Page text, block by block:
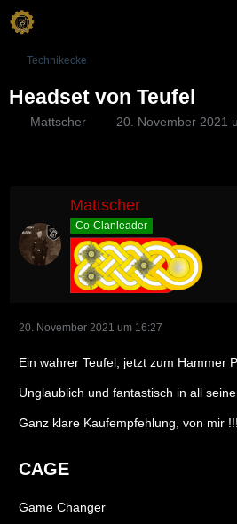
Technikecke
Headset von Teufel
Mattscher 20. November 2021
Mattscher
Co-Clanleader
20. November 2021 um 16:27
Ein wahrer Teufel, jetzt zum Hammer
Unglaublich und fantastisch in all
Ganz klare Kaufempfehlung, von mir !!!
CAGE
Game Changer